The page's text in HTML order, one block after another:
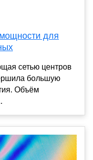
для
сетью центров
большую
Объём